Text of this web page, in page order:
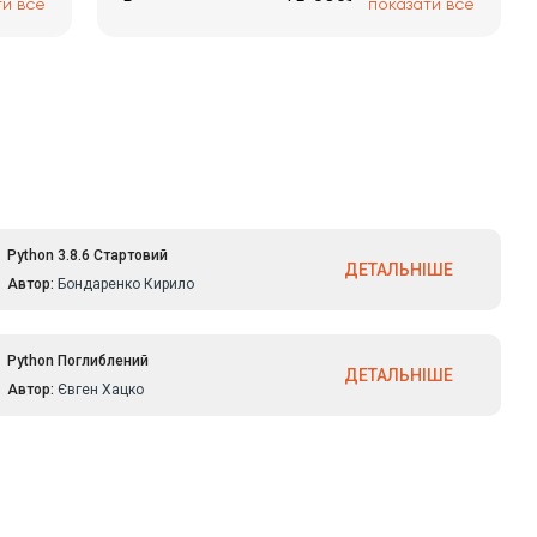
все
Рекомендую всем! В 2021 годупоказати все
Python 3.8.6 Стартовий
Автор: Бондаренко Кирило
ДЕТАЛЬНІШЕ
Python Поглиблений
Автор: Євген Хацко
ДЕТАЛЬНІШЕ